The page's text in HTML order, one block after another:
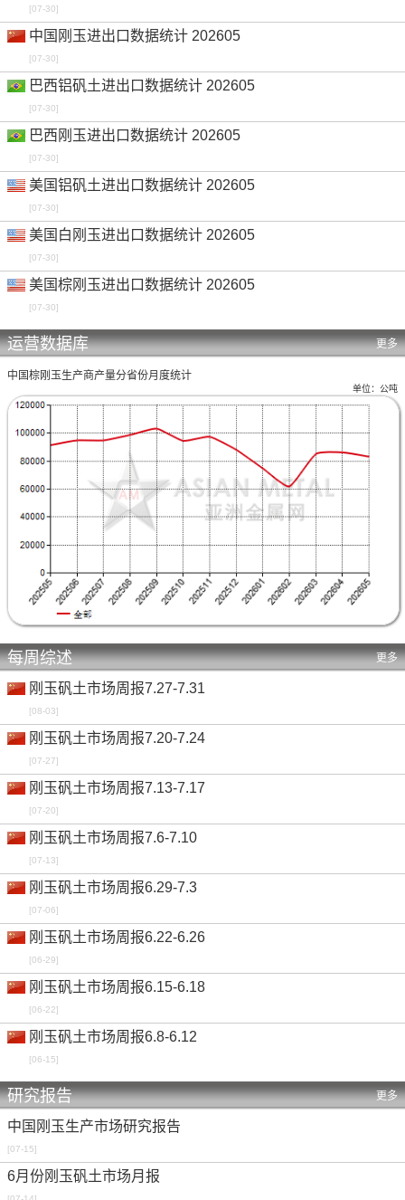
[07-30]
中国刚玉进出口数据统计 202605
[07-30]
巴西铝矾土进出口数据统计 202605
[07-30]
巴西刚玉进出口数据统计 202605
[07-30]
美国铝矾土进出口数据统计 202605
[07-30]
美国白刚玉进出口数据统计 202605
[07-30]
美国棕刚玉进出口数据统计 202605
[07-30]
运营数据库 更多
中国棕刚玉生产商产量分省份月度统计
单位：公吨
每周综述 更多
刚玉矾土市场周报7.27-7.31
[08-03]
刚玉矾土市场周报7.20-7.24
[07-27]
刚玉矾土市场周报7.13-7.17
[07-20]
刚玉矾土市场周报7.6-7.10
[07-13]
刚玉矾土市场周报6.29-7.3
[07-06]
刚玉矾土市场周报6.22-6.26
[06-29]
刚玉矾土市场周报6.15-6.18
[06-22]
刚玉矾土市场周报6.8-6.12
[06-15]
研究报告 更多
中国刚玉生产市场研究报告
[07-15]
6月份刚玉矾土市场月报